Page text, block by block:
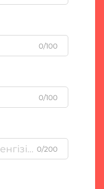
0/100
0/100
0/200